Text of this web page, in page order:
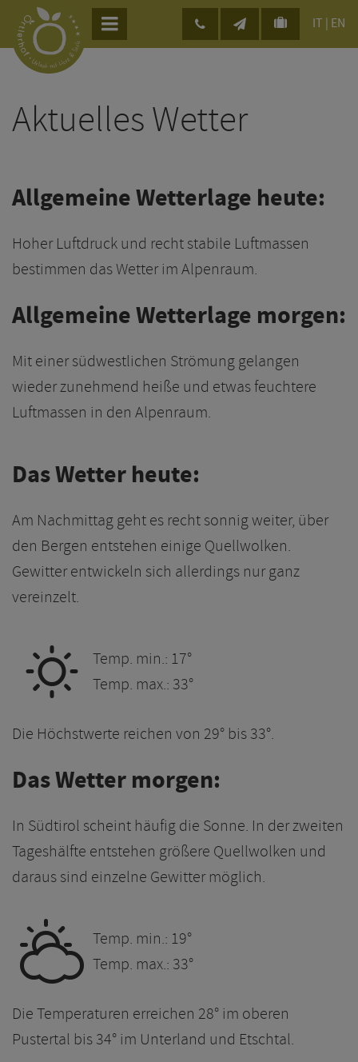
IT EN
Aktuelles Wetter
Allgemeine Wetterlage heute:
Hoher Luftdruck und recht stabile Luftmassen
bestimmen das Wetter im Alpenraum.
Allgemeine Wetterlage morgen:
Mit einer südwestlichen Strömung gelangen
wieder zunehmend heiße und etwas feuchtere
Luftmassen in den Alpenraum.
Das Wetter heute:
Am Nachmittag geht es recht sonnig weiter, über
den Bergen entstehen einige Quellwolken.
Gewitter entwickeln sich allerdings nur ganz
vereinzelt.
B
Temp. min.: 17°
Temp. max.: 33°
Die Höchstwerte reichen von 29° bis 33°.
Das Wetter morgen:
In Südtirol scheint häufig die Sonne. In der zweiten
Tageshälfte entstehen größere Quellwolken und
daraus sind einzelne Gewitter möglich.
H Temp. min.: 19°
Temp. max.: 33°
Die Temperaturen erreichen 28° im oberen
Pustertal bis 34° im Unterland und Etschtal.